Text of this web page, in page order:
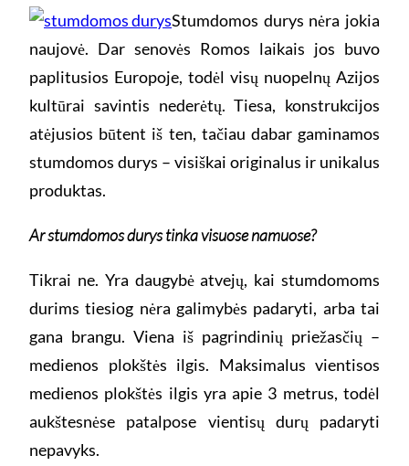
Stumdomos durys nėra jokia
naujovė. Dar senovės Romos laikais jos buvo
paplitusios Europoje, todėl visų nuopelnų Azijos
kultūrai savintis nederėtų. Tiesa, konstrukcijos
atėjusios būtent iš ten, tačiau dabar gaminamos
stumdomos durys – visiškai originalus ir unikalus
produktas.
Ar stumdomos durys tinka visuose namuose?
Tikrai ne. Yra daugybė atvejų, kai stumdomoms
durims tiesiog nėra galimybės padaryti, arba tai
gana brangu. Viena iš pagrindinių priežasčių –
medienos plokštės ilgis. Maksimalus vientisos
medienos plokštės ilgis yra apie 3 metrus, todėl
aukštesnėse patalpose vientisų durų padaryti
nepavyks.